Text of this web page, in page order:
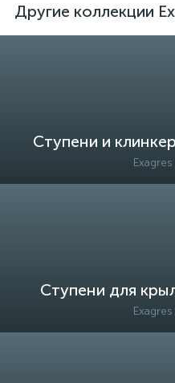
Другие коллекции
Ступени и
Ступени для